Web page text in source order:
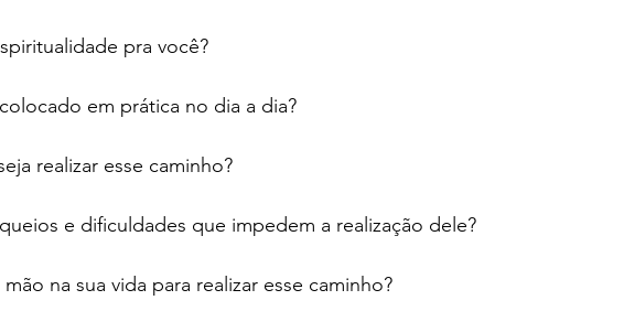
pra você?
em prática no dia a dia?
realizar esse caminho?
e dificuldades que impedem a realização dele?
na sua vida para realizar esse caminho?